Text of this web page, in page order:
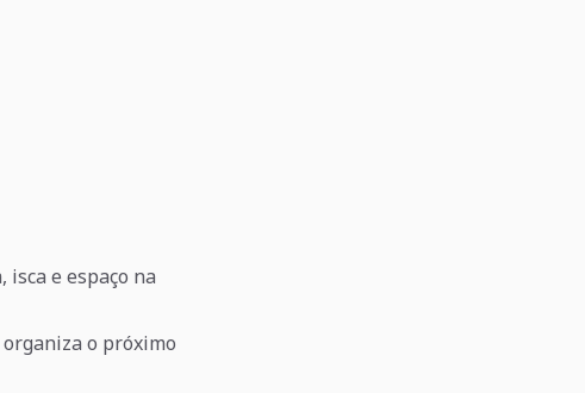
isca e espaço na
o próximo